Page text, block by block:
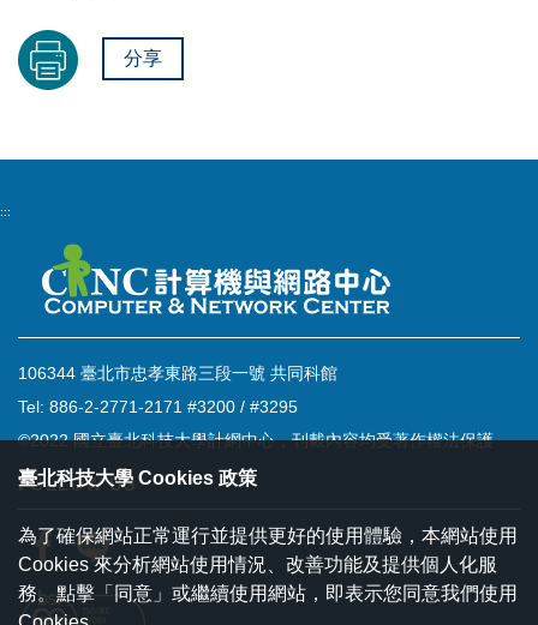
分享
:::
106344 臺北市忠孝東路三段一號 共同科館
Tel: 886-2-2771-2171 #3200 / #3295
©2022 國立臺北科技大學計網中心，刊載內容均受著作權法保護
FOLLOW US
臺北科技大學 Cookies 政策
為了確保網站正常運行並提供更好的使用體驗，本網站使用
Cookies 來分析網站使用情況、改善功能及提供個人化服
務。點擊「同意」或繼續使用網站，即表示您同意我們使用